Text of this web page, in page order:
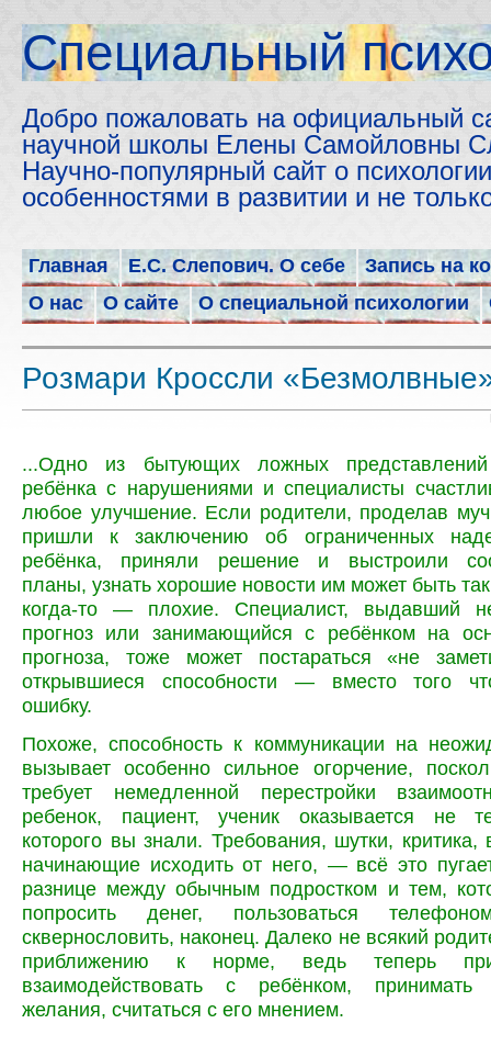
Cпециальный
Добро пожаловать на официальный
научной школы Елены Самойловны
Научно-популярный сайт о
особенностями в развитии и не
Главная Е.С. Слепович. О себе
Запись на
О нас
О сайте О специальной психологии
Розмари Кроссли
...Одно из бытующих ложных
ребёнка с нарушениями и специалисты
любое улучшение. Если родители, проделав
пришли к заключению об ограниченных
ребёнка, приняли решение и выстроили
планы, узнать хорошие новости им может быть
когда-то — плохие. Специалист, выдавший
прогноз или занимающийся с ребёнком на
прогноза, тоже может постараться«не
открывшиеся способности — вместо того
ошибку.
Похоже, способность к коммуникации на
вызывает особенно сильное огорчение,
требует немедленной перестройки
ребенок, пациент, ученик оказывается не
которого вы знали. Требования, шутки, критика,
начинающие исходить от него, — всё это
разнице между обычным подростком и тем,
попросить денег, пользоваться
сквернословить, наконец. Далеко не всякий
приближению к норме, ведь теперь
взаимодействовать с ребёнком,
желания, считаться с его мнением.